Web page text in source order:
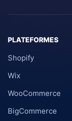
PLATEFORMES
Shopify
Wix
WooCommerce
BigCommerce